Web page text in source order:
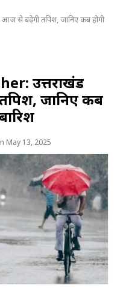
से बढ़ेगी तपिश, जानिए कब होगी
उत्तराखंड
जानिए कब
May 13, 2025